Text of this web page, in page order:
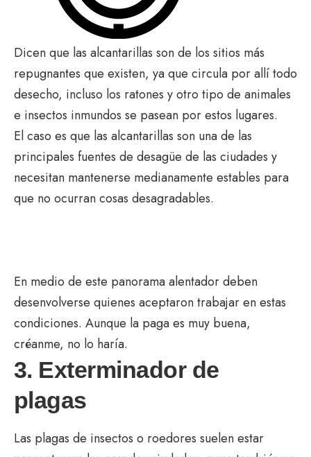
Dicen que las alcantarillas son de los sitios más
repugnantes que existen, ya que circula por allí todo
desecho, incluso los ratones y otro tipo de animales
e insectos inmundos se pasean por estos lugares.
El caso es que las alcantarillas son una de las
principales fuentes de desagüe de las ciudades y
necesitan mantenerse medianamente estables para
que no ocurran cosas desagradables.
En medio de este panorama alentador deben
desenvolverse quienes aceptaron trabajar en estas
condiciones. Aunque la paga es muy buena,
créanme, no lo haría.
3. Exterminador de
plagas
Las plagas de insectos o roedores suelen estar